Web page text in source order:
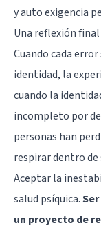
y auto exigencia
Una reflexión final
Cuando cada
identidad, la
cuando la
incompleto por
personas han
respirar dentro de
Aceptar la
salud psíquica.
un proyecto de